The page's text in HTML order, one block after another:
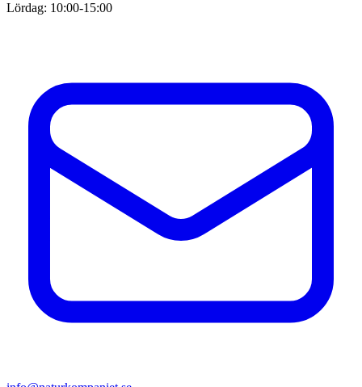
Lördag: 10:00-15:00